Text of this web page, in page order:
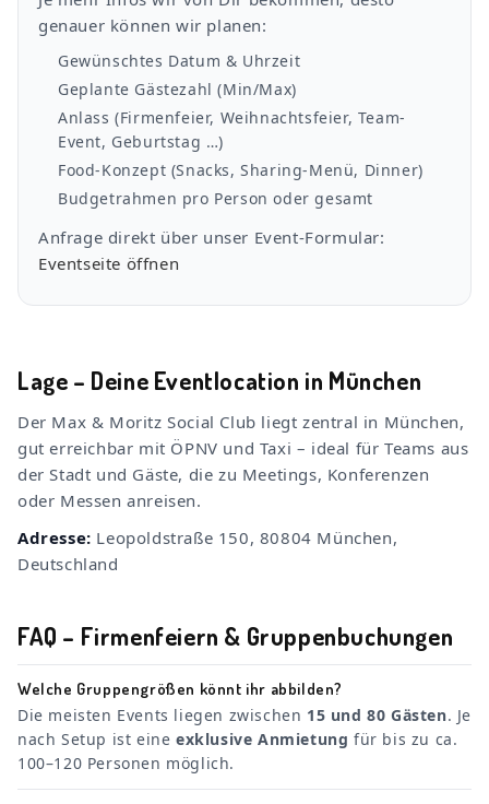
genauer können wir planen:
Gewünschtes Datum & Uhrzeit
Geplante Gästezahl (Min/Max)
Anlass (Firmenfeier, Weihnachtsfeier, Team-
Event, Geburtstag …)
Food-Konzept (Snacks, Sharing-Menü, Dinner)
Budgetrahmen pro Person oder gesamt
Anfrage direkt über unser Event-Formular:
Eventseite öffnen
Lage – Deine Eventlocation in München
Der Max & Moritz Social Club liegt zentral in München,
gut erreichbar mit ÖPNV und Taxi – ideal für Teams aus
der Stadt und Gäste, die zu Meetings, Konferenzen
oder Messen anreisen.
Adresse: Leopoldstraße 150, 80804 München,
Deutschland
FAQ – Firmenfeiern & Gruppenbuchungen
Welche Gruppengrößen könnt ihr abbilden?
Die meisten Events liegen zwischen 15 und 80 Gästen. Je
nach Setup ist eine exklusive Anmietung für bis zu ca.
100–120 Personen möglich.